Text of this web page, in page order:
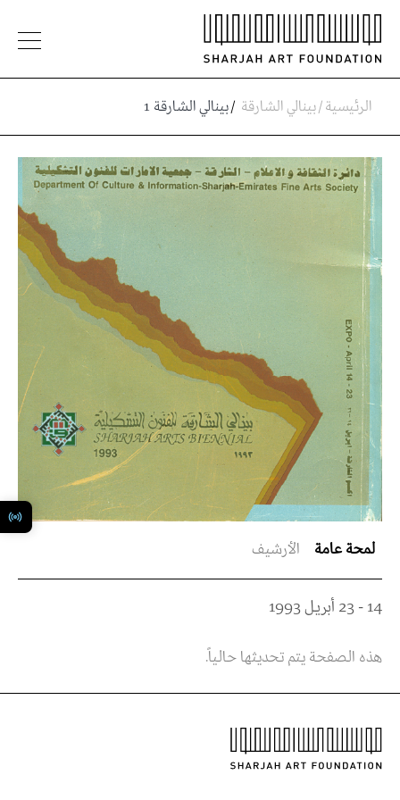
الرئيسية/بينالي الشارقة /بينالي الشارقة 1
لمحة عامة الأرشيف
هذه الصفحة يتم تحديثها حالياً.
14 - 23 أبريل 1993